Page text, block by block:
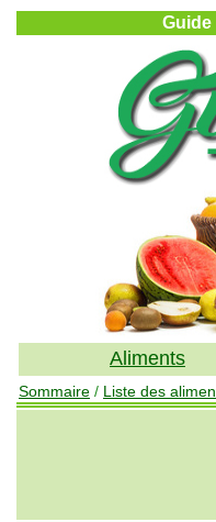
Guide
Aliments
Sommaire / Liste des